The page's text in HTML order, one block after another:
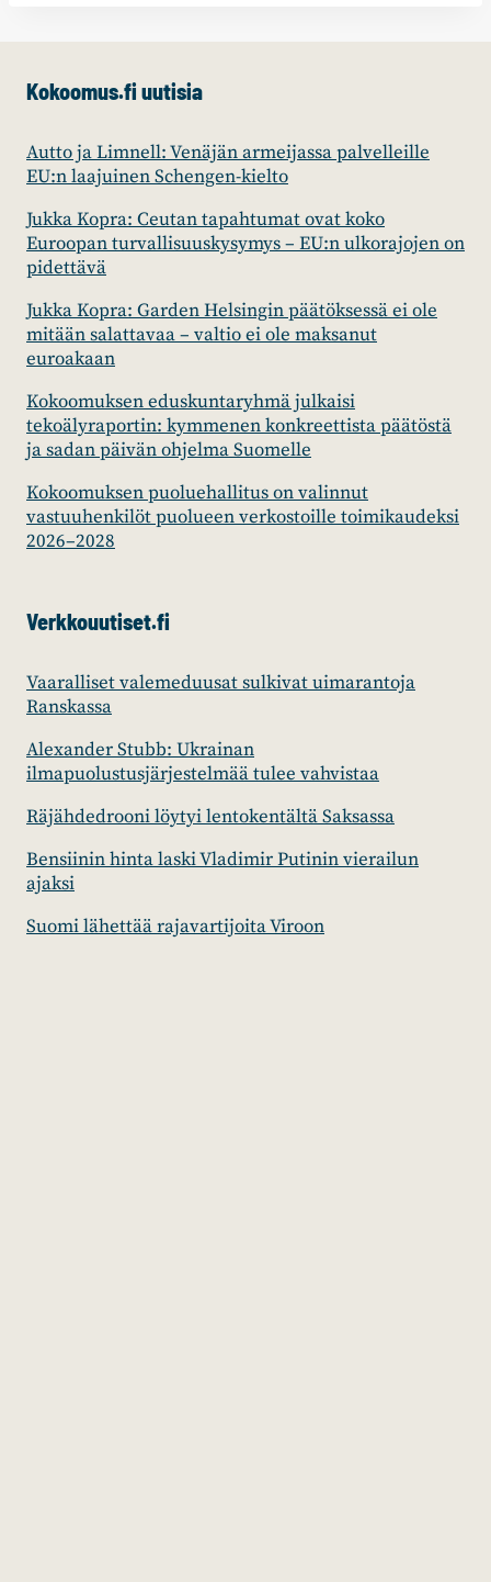
Kokoomus.fi uutisia
Autto ja Limnell: Venäjän armeijassa palvelleille
EU:n laajuinen Schengen-kielto
Jukka Kopra: Ceutan tapahtumat ovat koko
Euroopan turvallisuuskysymys – EU:n ulkorajojen on
pidettävä
Jukka Kopra: Garden Helsingin päätöksessä ei ole
mitään salattavaa – valtio ei ole maksanut
euroakaan
Kokoomuksen eduskuntaryhmä julkaisi
tekoälyraportin: kymmenen konkreettista päätöstä
ja sadan päivän ohjelma Suomelle
Kokoomuksen puoluehallitus on valinnut
vastuuhenkilöt puolueen verkostoille toimikaudeksi
2026–2028
Verkkouutiset.fi
Vaaralliset valemeduusat sulkivat uimarantoja
Ranskassa
Alexander Stubb: Ukrainan
ilmapuolustusjärjestelmää tulee vahvistaa
Räjähdedrooni löytyi lentokentältä Saksassa
Bensiinin hinta laski Vladimir Putinin vierailun
ajaksi
Suomi lähettää rajavartijoita Viroon